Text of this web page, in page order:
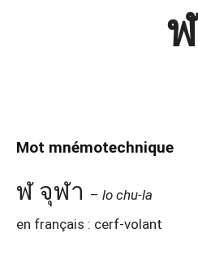
ฬ
Mot mnémotechnique
ฬ จุฬา – lo chu-la
en français : cerf-volant